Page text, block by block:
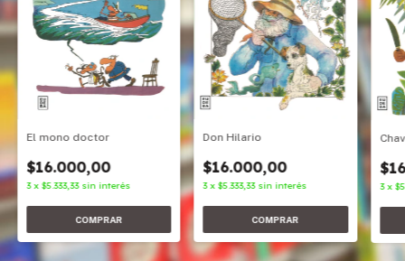
El mono doctor
$16.000,00
3 x $5.333,33 sin interés
Don Hilario
$16.000,00
3 x$5.333,33 sin interés 3 x